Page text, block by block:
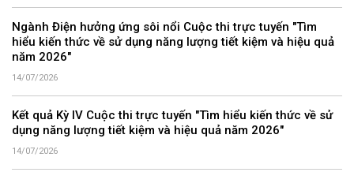
Ngành Điện hưởng ứng sôi nổi Cuộc thi trực tuyến "Tìm
hiểu kiến thức về sử dụng năng lượng tiết kiệm và hiệu quả
năm 2026"
14/07/2026
Kết quả Kỳ IV Cuộc thi trực tuyến "Tìm hiểu kiến thức về sử
dụng năng lượng tiết kiệm và hiệu quả năm 2026"
14/07/2026